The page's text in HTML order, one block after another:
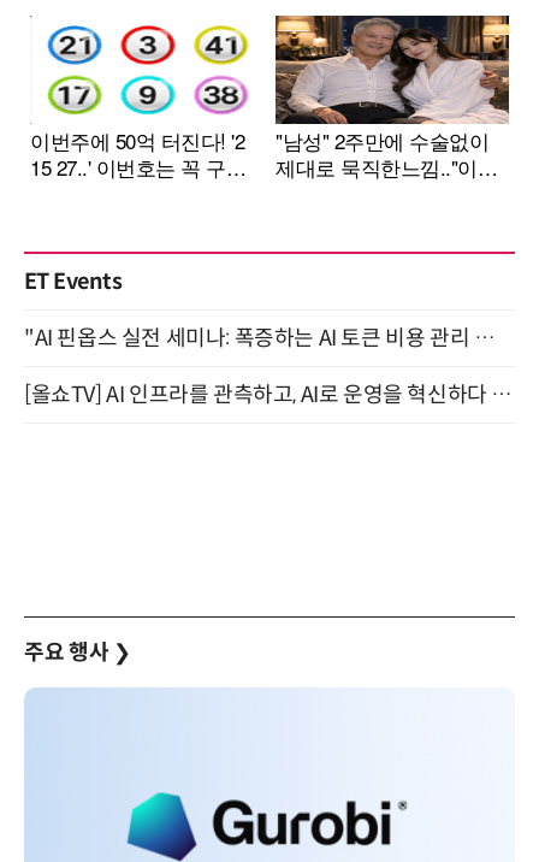
ET Events
"AI 핀옵스 실전 세미나: 폭증하는 AI 토큰 비용 관리 전략" 8월 21일 개최
[올쇼TV] AI 인프라를 관측하고, AI로 운영을 혁신하다 (8월 11일 생방송)
주요 행사 ❯